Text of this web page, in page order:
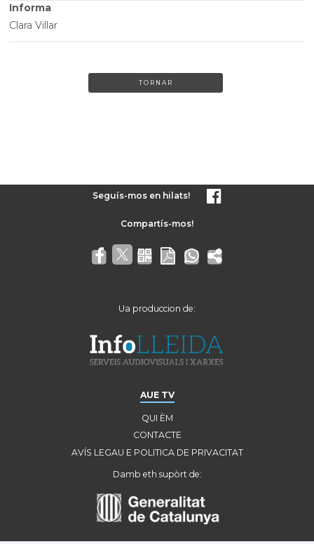
Informa
Clara Villar
TORNAR
Seguís-mos en hilats!
Ua produccion de:
AUE TV
QUI ÈM
CONTACTE
AVÍS LEGAU E POLITICA DE PRIVACITAT
Damb eth supòrt de: